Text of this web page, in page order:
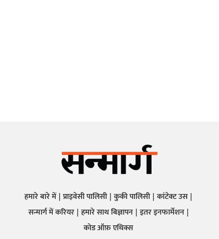
हमारे बारे में प्राइवेसी पालिसी कुकी पालिसी कांटेक्ट उस
सन्मार्ग में करियर हमारे साथ बिज्ञापन इतर इनफार्मेशन
कोड ऑफ़ एथिक्स